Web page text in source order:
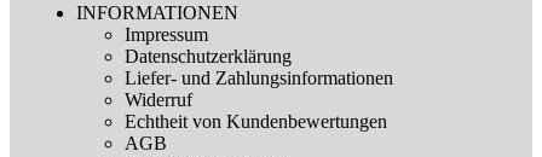
INFORMATIONEN
Impressum
Datenschutzerklärung
Liefer- und Zahlungsinformationen
Widerruf
Echtheit von Kundenbewertungen
AGB